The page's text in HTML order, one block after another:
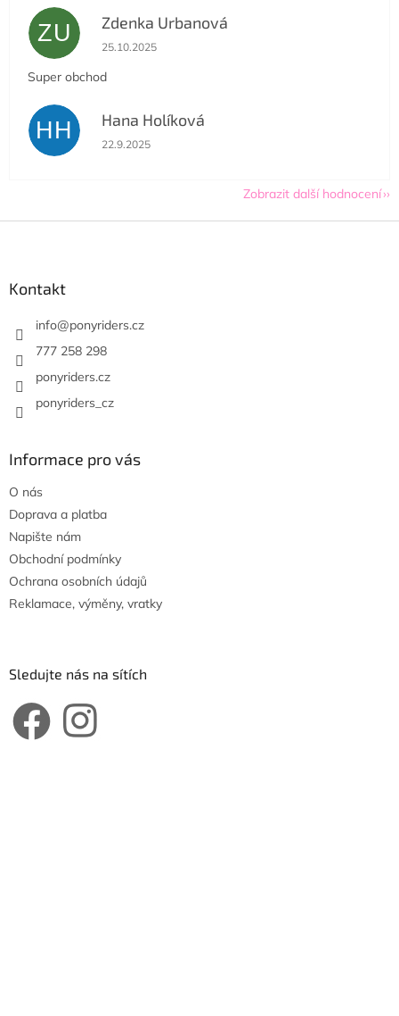
ZU Zdenka Urbanová
Hodnocení obchodu je 5 z 5 hvězdiček.
25.10.2025
Super obchod
HH Hana Holíková
Hodnocení obchodu je 5 z 5 hvězdiček.
22.9.2025
Zobrazit další hodnocení
Kontakt
info@ponyriders.cz
777 258 298
ponyriders.cz
ponyriders_cz
Informace pro vás
O nás
Doprava a platba
Napište nám
Obchodní podmínky
Ochrana osobních údajů
Reklamace, výměny, vratky
Sledujte nás na sítích